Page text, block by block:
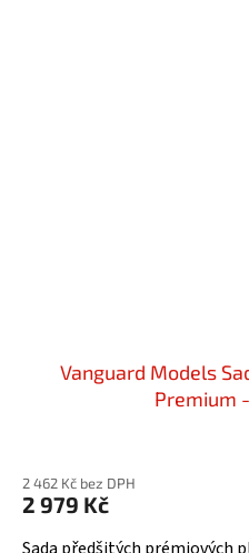
Vanguard Models
Premium
2 462 Kč bez DPH
2 979 Kč